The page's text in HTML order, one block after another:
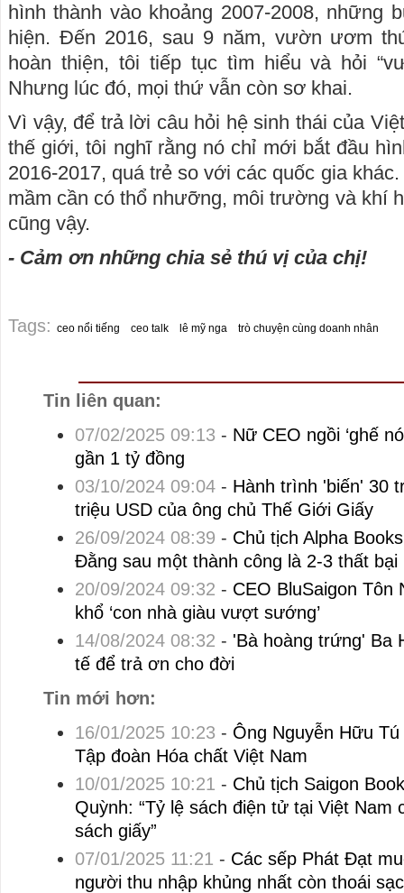
hình thành vào khoảng 2007-2008, những
hiện. Đến 2016, sau 9 năm, vườn ươm
hoàn thiện, tôi tiếp tục tìm hiểu và hỏi
Nhưng lúc đó, mọi thứ vẫn còn sơ khai.
Vì vậy, để trả lời câu hỏi hệ sinh thái của
thế giới, tôi nghĩ rằng nó chỉ mới bắt đầu
2016-2017, quá trẻ so với các quốc gia
mầm cần có thổ nhưỡng, môi trường và khí
cũng vậy.
- Cảm ơn những chia sẻ thú vị của chị!
Tags: ceo nổi tiếng ceo talk lê mỹ nga trò chuyện cùng doanh nhân
Tin liên quan:
07/02/2025 09:13 - Nữ CEO ngồi ‘ghế
gần 1 tỷ đồng
03/10/2024 09:04- Hành trình 'biến' 30
triệu USD của ông chủ Thế Giới Giấy
26/09/2024 08:39 - Chủ tịch Alpha
Đằng sau một thành công là 2-3 thất bại
20/09/2024 09:32 - CEO BluSaigon Tôn
khổ ‘con nhà giàu vượt sướng’
14/08/2024 08:32 - 'Bà hoàng trứng' Ba
tế để trả ơn cho đời
Tin mới hơn:
16/01/2025 10:23 - Ông Nguyễn Hữu
Tập đoàn Hóa chất Việt Nam
10/01/2025 10:21 - Chủ tịch Saigon
Quỳnh: “Tỷ lệ sách điện tử tại Việt Nam
sách giấy”
07/01/2025 11:21 - Các sếp Phát Đạt
người thu nhập khủng nhất còn thoái